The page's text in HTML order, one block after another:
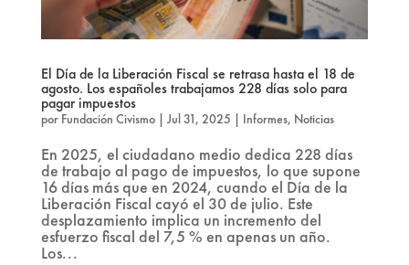
El Día de la Liberación Fiscal se retrasa hasta el 18 de
agosto. Los españoles trabajamos 228 días solo para
pagar impuestos
por Fundación Civismo| Jul 31, 2025 Informes, Noticias
En 2025, el ciudadano medio dedica 228 días
de trabajo al pago de impuestos, lo que supone
16 días más que en 2024, cuando el Día de la
Liberación Fiscal cayó el 30 de julio. Este
desplazamiento implica un incremento del
esfuerzo fiscal del 7,5 % en apenas un año.
Los...